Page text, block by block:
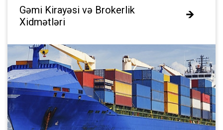
Gəmi Kirayəsi və Brokerlik
Xidmətləri
Gəmi Kirayəsi və Brokerlik